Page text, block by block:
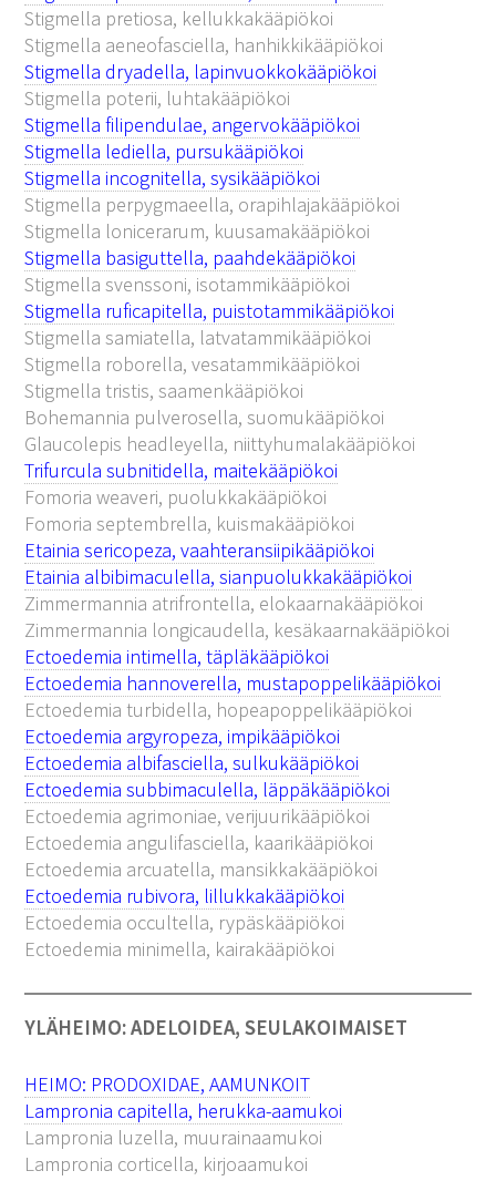
Stigmella pretiosa, kellukkakääpiökoi
Stigmella aeneofasciella, hanhikkikääpiökoi
Stigmella dryadella, lapinvuokkokääpiökoi
Stigmella poterii, luhtakääpiökoi
Stigmella filipendulae, angervokääpiökoi
Stigmella lediella, pursukääpiökoi
Stigmella incognitella, sysikääpiökoi
Stigmella perpygmaeella, orapihlajakääpiökoi
Stigmella lonicerarum, kuusamakääpiökoi
Stigmella basiguttella, paahdekääpiökoi
Stigmella svenssoni, isotammikääpiökoi
Stigmella ruficapitella, puistotammikääpiökoi
Stigmella samiatella, latvatammikääpiökoi
Stigmella roborella, vesatammikääpiökoi
Stigmella tristis, saamenkääpiökoi
Bohemannia pulverosella, suomukääpiökoi
Glaucolepis headleyella, niittyhumalakääpiökoi
Trifurcula subnitidella, maitekääpiökoi
Fomoria weaveri, puolukkakääpiökoi
Fomoria septembrella, kuismakääpiökoi
Etainia sericopeza, vaahteransiipikääpiökoi
Etainia albibimaculella, sianpuolukkakääpiökoi
Zimmermannia atrifrontella, elokaarnakääpiökoi
Zimmermannia longicaudella, kesäkaarnakääpiökoi
Ectoedemia intimella, täpläkääpiökoi
Ectoedemia hannoverella, mustapoppelikääpiökoi
Ectoedemia turbidella, hopeapoppelikääpiökoi
Ectoedemia argyropeza, impikääpiökoi
Ectoedemia albifasciella, sulkukääpiökoi
Ectoedemia subbimaculella, läppäkääpiökoi
Ectoedemia agrimoniae, verijuurikääpiökoi
Ectoedemia angulifasciella, kaarikääpiökoi
Ectoedemia arcuatella, mansikkakääpiökoi
Ectoedemia rubivora, lillukkakääpiökoi
Ectoedemia occultella, rypäskääpiökoi
Ectoedemia minimella, kairakääpiökoi
YLÄHEIMO: ADELOIDEA, SEULAKOIMAISET
HEIMO: PRODOXIDAE, AAMUNKOIT
Lampronia capitella, herukka-aamukoi
Lampronia luzella, muurainaamukoi
Lampronia corticella, kirjoaamukoi